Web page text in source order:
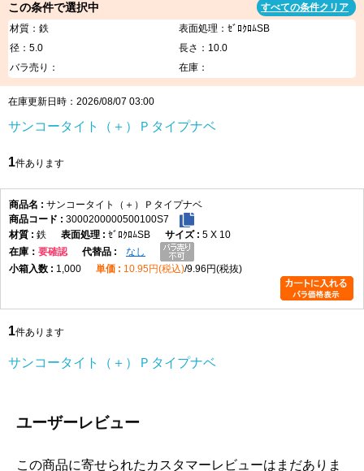
この条件で選択中
すべての条件クリア
材質：鉄
表面処理：ｾﾞﾛｸﾛﾑSB
径：5.0
長さ：10.0
バラ売り：
在庫：
在庫更新日時：2026/08/07 03:00
サンコータイト（＋）Ｐタイプナベ
1件あります
サンコータイト（＋）Ｐタイプナベ
3000200000500100S7
鉄
ｾﾞﾛｸﾛﾑSB
5 X 10
在庫
要確認
なし
1,000
10.95円(税込) 9.96円(税抜)
1件あります
サンコータイト（＋）Ｐタイプナベ
ユーザーレビュー
この商品に寄せられたカスタマーレビューはまだありま